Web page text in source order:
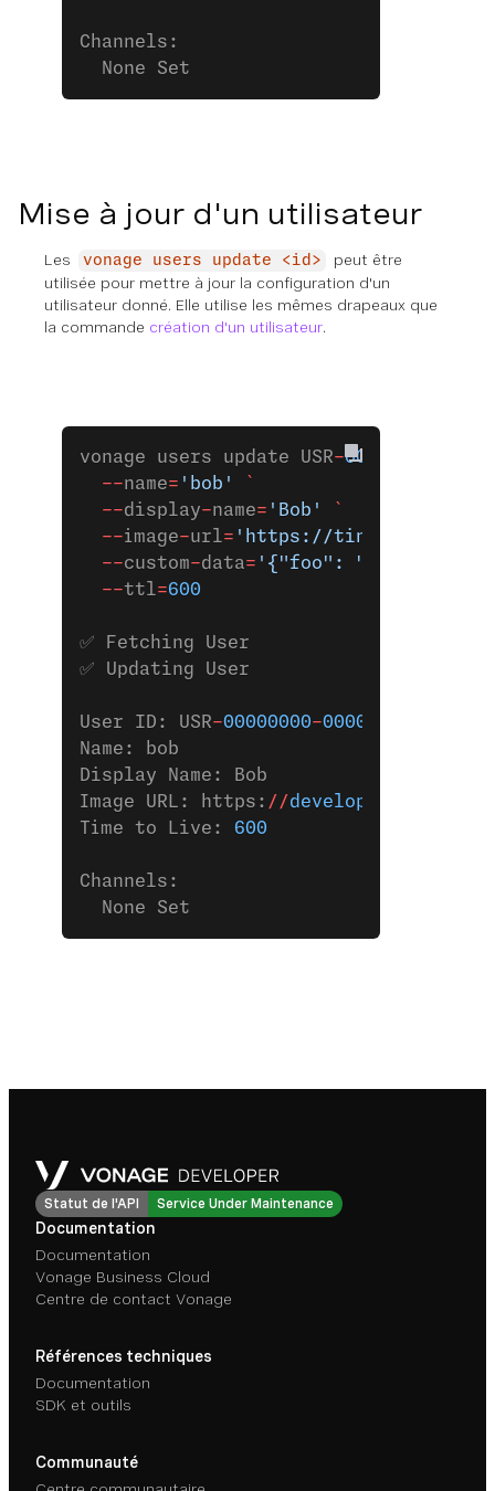
Channels:
  None Set
Mise à jour d'un utilisateur
Les vonage users update <id>
peut être
utilisée pour mettre à jour la configuration d'un
utilisateur donné. Elle utilise les mêmes drapeaux que
la commande création d'un utilisateur.
vonage users update USR-00000000
  --
name= 'bob'
`
  --
display-name= 'Bob'
`
  --
image-url= 'https://tinyurl.com/
  --
custom-data= '{"foo": "bar"}'
  --
ttl=600
✅ Fetching User
✅ Updating User
User ID: USR-00000000-0000
Name: bob
Display Name: Bob
Image URL: https: //
Time to Live: 600
Channels:
  None Set
Statut de l'API Service Under Maintenance
Documentation
Documentation
Vonage Business Cloud
Centre de contact Vonage
Références techniques
Documentation
SDK et outils
Communauté